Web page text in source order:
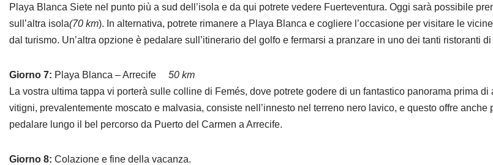
Playa Blanca Siete nel punto più a sud dell’isola e da qui potrete vedere Fuerteventura. Oggi sarà possibile
sull’altra isola(70 km). In alternativa, potrete rimanere a Playa Blanca e cogliere l’occasione per visitare le
dal turismo. Un’altra opzione è pedalare sull’itinerario del golfo e fermarsi a pranzare in uno dei tanti ristoranti
Giorno 7: Playa Blanca – Arrecife 50 km
La vostra ultima tappa vi porterà sulle colline di Femés, dove potrete godere di un fantastico panorama prima
vitigni, prevalentemente moscato e malvasia, consiste nell’innesto nel terreno nero lavico, e questo offre
pedalare lungo il bel percorso da Puerto del Carmen a Arrecife.
Giorno 8: Colazione e fine della vacanza.